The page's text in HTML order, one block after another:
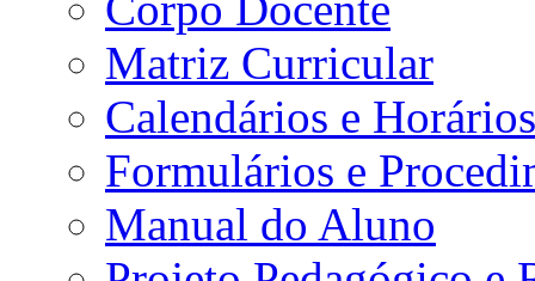
Matriz Curricular
Calendários e Horários
Formulários e
Manual do Aluno